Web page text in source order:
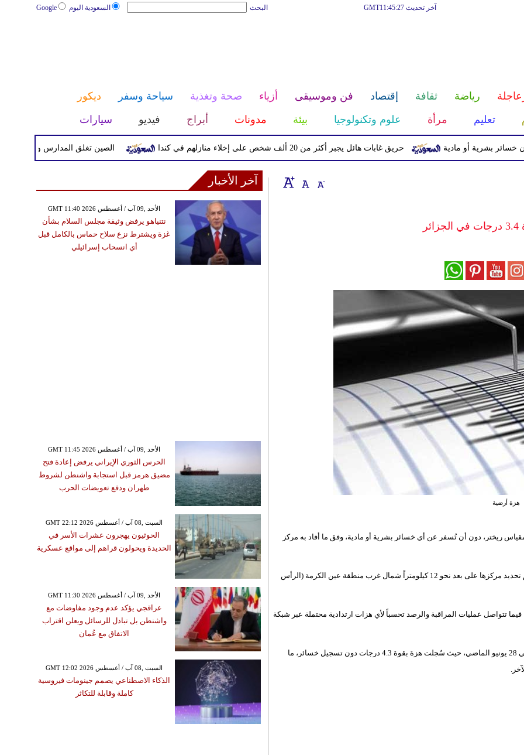
السعودية اليوم Google البحث آخر تحديث GMT11:45:27
رياضة ثقافة إقتصاد فن وموسيقى أزياء صحة وتغذية سياحة وسفر
ديكور
تعليم مرأة علوم وتكنولوجيا بيئة مدونات أبراج فيديو سيارات
الصين تغلق المدارس والمواقع السياحية حريق غابات هائل يجبر أكثر من 20 ألف شخص على إخلاء منازلهم في كندا
هزة أرضية
على مقياس ريختر، دون أن تُسفر عن أي خسائر بشرية أو مادية، وفق ما أفاد به مركز
وأوضح المركز أن الهزة وقعت عند الساعة 13:11 بالتوقيت المحلي، وتم تحديد مركزها على بعد نحو 12 كيلومتراً شمال غرب منطقة عين الكرمة (الرأس
تتواصل عمليات المراقبة والرصد تحسباً لأي هزات ارتدادية محتملة عبر شبكة
وتأتي هذه الهزة بعد أيام من نشاط زلزالي مماثل شهدته ولاية الجلفة في 28 يونيو الماضي، حيث سُجلت هزة بقوة 4.3 درجات دون تسجيل خسائر، ما
آخر الأخبار
GMT 11:40 2026 الأحد ,09 آب / أغسطس
نتنياهو يرفض وثيقة مجلس السلام بشأن
غزة ويشترط نزع سلاح حماس بالكامل قبل
أي انسحاب إسرائيلي
GMT 11:45 2026 الأحد ,09 آب / أغسطس
الحرس الثوري الإيراني يرفض إعادة فتح
مضيق هرمز قبل استجابة واشنطن لشروط
طهران ودفع تعويضات الحرب
GMT 22:12 2026 السبت ,08 آب / أغسطس
الحوثيون يهجرون عشرات الأسر في
الحديدة ويحولون قراهم إلى مواقع عسكرية
GMT 11:30 2026 الأحد ,09 آب / أغسطس
عراقجي يؤكد عدم وجود مفاوضات مع
واشنطن بل تبادل للرسائل ويعلن اقتراب
الاتفاق مع عُمان
GMT 12:02 2026 السبت ,08 آب / أغسطس
الذكاء الاصطناعي يصمم جينومات فيروسية
كاملة وقابلة للتكاثر